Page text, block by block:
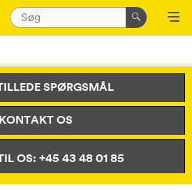
SPØRGSMÅL
KONTAKT OS
OS: +45 43 48 01 85